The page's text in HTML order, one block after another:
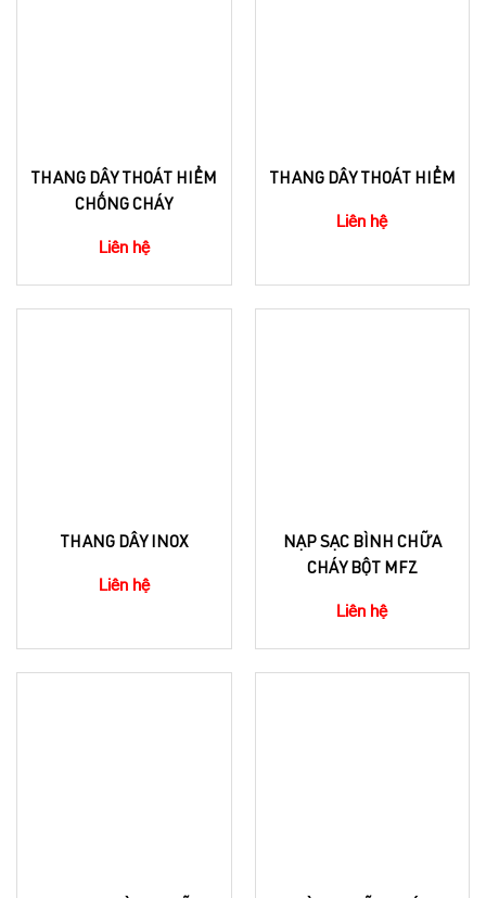
THANG DÂY THOÁT HIỂM
CHỐNG CHÁY
Liên hệ
THANG DÂY THOÁT HIỂM
Liên hệ
THANG DÂY INOX
Liên hệ
NẠP SẠC BÌNH CHỮA
CHÁY BỘT MFZ
Liên hệ